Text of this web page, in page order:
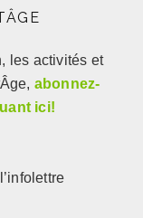
les activités et
abonnez-
ici!